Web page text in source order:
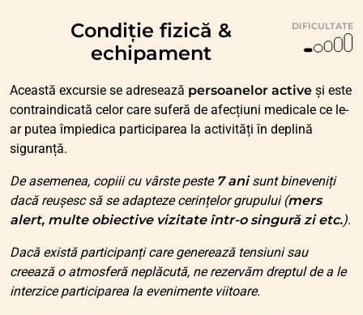
Condiție fizică &
echipament
DIFICULTATE
Această excursie se adresează persoanelor active și este
contraindicată celor care suferă de afecțiuni medicale ce le-
ar putea împiedica participarea la activități în deplină
siguranță.
De asemenea, copiii cu vârste peste 7 anisunt bineveniți
dacă reușesc să se adapteze cerințelor grupului (mers
alert, multe obiective vizitate într-o singură zi etc.).
Dacă există participanți care generează tensiuni sau
creează o atmosferă neplăcută, ne rezervăm dreptul de a le
interzice participarea la evenimente viitoare.